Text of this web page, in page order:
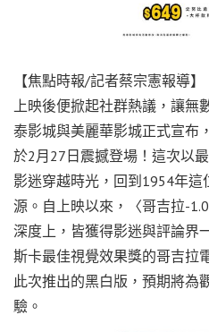
【焦點時報/記者蔡宗憲報導
上映後便掀起社群熱議，讓
泰影城與美麗華影城正式宣布
於2月27日震撼登場！這次以
影迷穿越時光，回到1954年
源。自上映以來，〈哥吉拉-
深度上，皆獲得影迷與評論界
斯卡最佳視覺效果獎的哥吉拉
此次推出的黑白版，預期將為
驗。